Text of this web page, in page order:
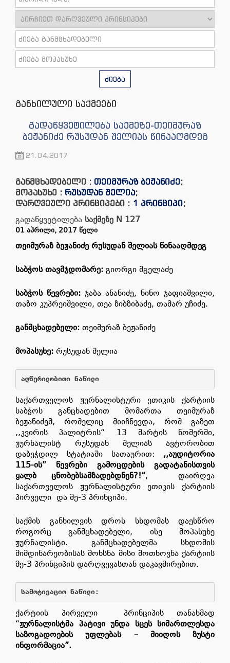
ძიება
განხილული საქმეები
გადაწყვეტილება საქმეზე-თეიმურაზ
ბეჟანიძე რუსუდან შელიას წინააღმდეგ
21.04.2017
განმცხადებელი : თეიმურაზ ბეჟანიძე;
მოპასუხე : რუსუდან შელია;
დარღვეული პრინციპები : 1 პრინციპი;
გადაწყვეტილება საქმეზე N 127
01 ᲐᲞᲠᲘᲚᲘ, 2017 ᲬᲔᲚᲘ
თეიმურაზ ბეჟანიძე რუსუდან შელიას წინააღმდეგ
საბჭოს თავმჯდომარე: გიორგი მგელაძე
საბჭოს წევრები: ჯაბა ანანიძე, ნინო ჯაფიაშვილი,
თაზო კუპრეიშვილი, თეა ზიბზიბაძე, თამარ უჩიძე.
განმცხადებელი: თეიმურაზ ბეჟანიძე
მოპასუხე: რუსუდან შელია
აღწერილობითი ნაწილი
საქართველოს ჟურნალისტური ეთიკის ქარტიის
საბჭოს განცხადებით მომართა თეიმურაზ
ბეჟანიძემ, რომელიც მიიჩნევდა, რომ გაზეთ
,,კვირის პალიტრის“ 13 მარტის ნომერში,
ჟურნალისტ რუსუდან შელიას ავტორობით
დაბეჭდილ სტატიაში სათაურით: ,,აუდიტორია
115-ის” წევრები გამოცდების
გადატანისთვის
ყალბ
ცნობებსამზადებდნენ?!“, დაირღვა
საქართველოს ჟურნალისტური ეთიკის ქარტიის
პირველი და მე-3 პრინციპი.
საქმის განხილვის დროს სხდომას დაესწრო
როგორც განმცხადებელი, ისე მოპასუხე
ჟურნალისტი. განმცხადებელმა სხდომის
მიმდინარეობისას მოხსნა მისი მოთხოვნა ქარტიის
მე-3 პრინციპის დარღვევასთან დაკავშირებით.
სამოტივაციო ნაწილი:
ქარტიის პირველი პრინციპის თანახმად
“ჟურნალისტმა პატივი უნდა სცეს სიმართლესდა
საზოგადოების
უფლებას – მიიღოს
ზუსტი
ინფორმაცია”.